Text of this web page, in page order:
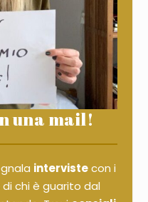
una mail!
intervistecon i
di chi è guarito dal